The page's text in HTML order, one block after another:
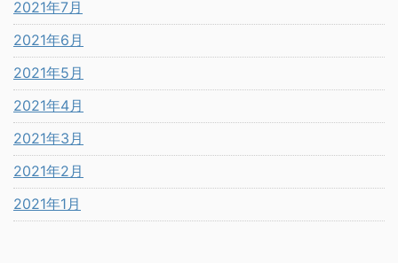
2021年7月
2021年6月
2021年5月
2021年4月
2021年3月
2021年2月
2021年1月